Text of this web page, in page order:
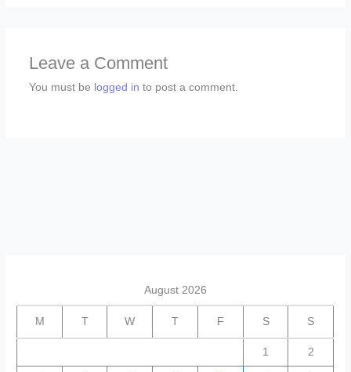
Leave a Comment
You must be logged in to post a comment.
August 2026
M T W T F S S
1 2